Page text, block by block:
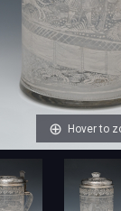
Hover to